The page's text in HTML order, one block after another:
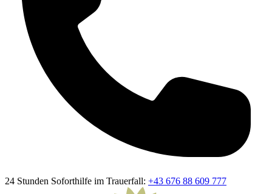
24 Stunden Soforthilfe im Trauerfall: +43 676 88 609 777